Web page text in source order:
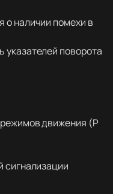
о наличии помехи в
поворота
движения (P
сигнализации